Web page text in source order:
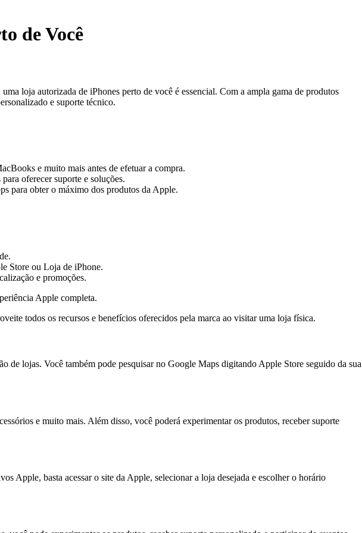
de Você
loja autorizada de iPhones perto de você é essencial. Com a ampla gama de produtos
e suporte técnico.
e muito mais antes de efetuar a compra.
oferecer suporte e soluções.
para obter o máximo dos produtos da Apple.
Store ou Loja de iPhone.
e promoções.
Apple completa.
todos os recursos e benefícios oferecidos pela marca ao visitar uma loja física.
de lojas. Você também pode pesquisar no Google Maps digitando Apple Store seguido da sua
e muito mais. Além disso, você poderá experimentar os produtos, receber suporte
Apple, basta acessar o site da Apple, selecionar a loja desejada e escolher o horário